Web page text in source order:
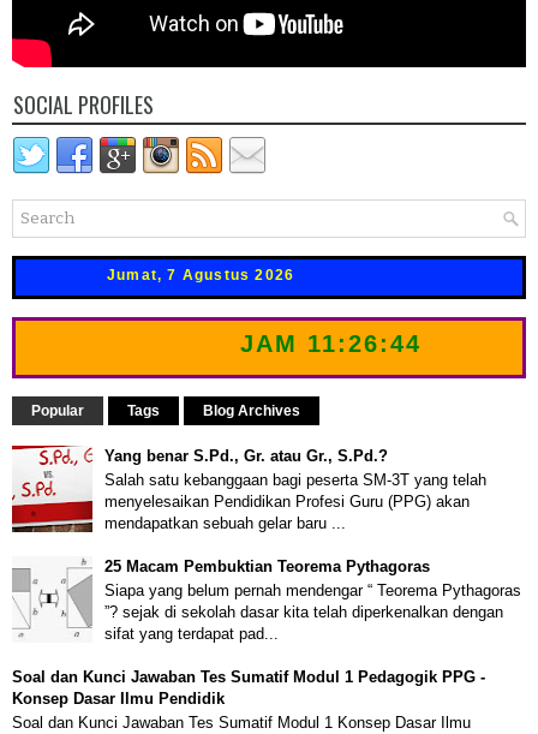
SOCIAL PROFILES
Jumat, 7 Agustus 2026
JAM11:26:45
Popular Tags Blog Archives
Yang benar S.Pd., Gr. atau Gr., S.Pd.?
Salah satu kebanggaan bagi peserta SM-3T yang telah
menyelesaikan Pendidikan Profesi Guru (PPG) akan
mendapatkan sebuah gelar baru ...
25 Macam Pembuktian Teorema Pythagoras
Siapa yang belum pernah mendengar “ Teorema Pythagoras
”? sejak di sekolah dasar kita telah diperkenalkan dengan
sifat yang terdapat pad...
Soal dan Kunci Jawaban Tes Sumatif Modul 1 Pedagogik PPG -
Konsep Dasar Ilmu Pendidik
Soal dan Kunci Jawaban Tes Sumatif Modul 1 Konsep Dasar Ilmu